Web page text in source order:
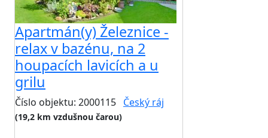
Apartmán(y) Železnice -
relax v bazénu, na 2
houpacích lavicích a u
grilu
Číslo objektu: 2000115 Český ráj
(19,2 km vzdušnou čarou)